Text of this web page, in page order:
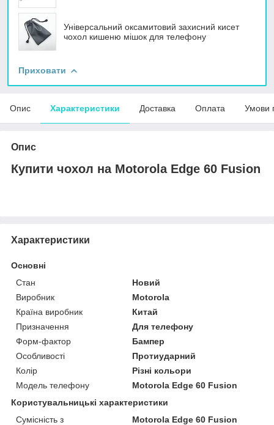
Універсальний оксамитовий захисний кисет
чохол кишеню мішок для телефону
Приховати
Опис Характеристики Доставка Оплата Умови
Опис
Купити чохол на Motorola Edge 60 Fusion
Характеристики
Основні
Стан
Новий
Виробник
Motorola
Країна виробник
Китай
Призначення
Для телефону
Форм-фактор
Бампер
Особливості
Протиударний
Колір
Різні кольори
Модель телефону
Motorola Edge 60 Fusion
Користувальницькі характеристики
Сумісність з
Motorola Edge 60 Fusion